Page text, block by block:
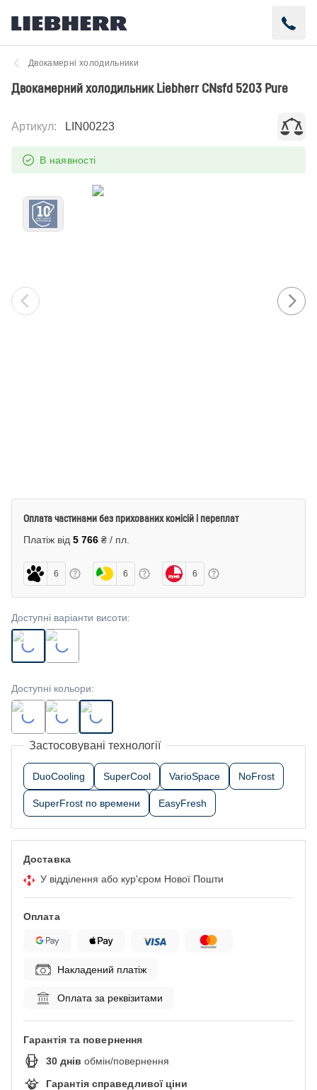
Двокамерні холодильники
Двокамерний холодильник Liebherr CNsfd 5203 Pure
Артикул: LIN00223
В наявності
Оплата частинами без прихованих комісій і переплат
Платіж від 5 766 ₴ / пл.
6 6 6
Доступні варіанти висоти:
Доступні кольори:
Застосовувані технології
DuoCooling SuperCool VarioSpace NoFrost
SuperFrost по времени EasyFresh
Доставка
У відділення або кур'єром Нової Пошти
Оплата
Накладений платіж
Оплата за реквізитами
Гарантія та повернення
30 днів обмін/повернення
Гарантія справедливої ціни